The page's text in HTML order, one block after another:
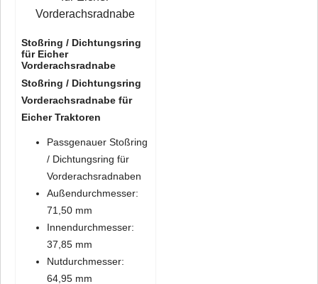
Stoßring / Dichtungsring
für Eicher
Vorderachsradnabe
Stoßring / Dichtungsring
Vorderachsradnabe für
Eicher Traktoren
Passgenauer Stoßring
/ Dichtungsring für
Vorderachsradnaben
Außendurchmesser:
71,50 mm
Innendurchmesser:
37,85 mm
Nutdurchmesser:
64,95 mm